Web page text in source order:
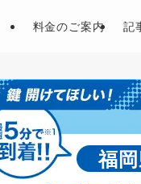
料金のご案内 記
福